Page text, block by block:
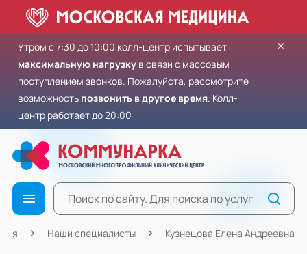
Утром с 7:30 до 10:00 колл-центр испытывает
максимальную нагрузку в связи с массовым
поступлением звонков. Пожалуйста, рассмотрите
возможность позвонить в другое время. Колл-
центр работает до 20:00
×
Наши специалисты Кузнецова Елена Андреевна